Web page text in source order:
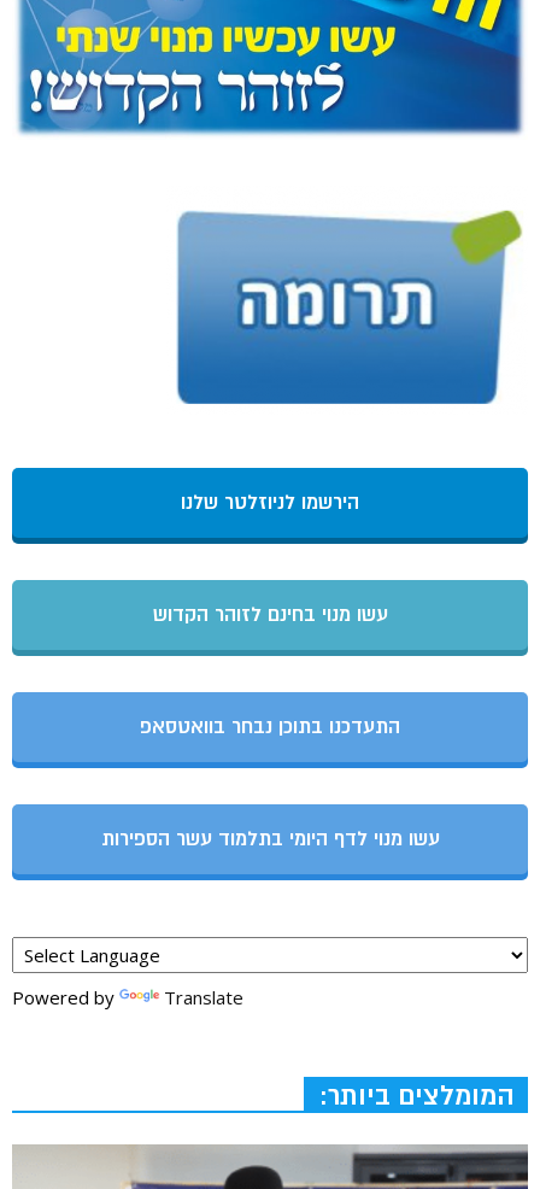
הירשמו לניוזלטר שלנו
עשו מנוי בחינם לזוהר הקדוש
התעדכנו בתוכן נבחר בוואטסאפ
עשו מנוי לדף היומי בתלמוד עשר הספירות
Powered by Translate
המומלצים ביותר: